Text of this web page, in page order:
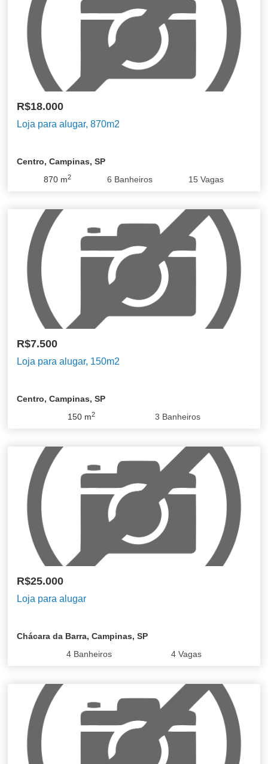
R$18.000
Loja para alugar, 870m2
Centro, Campinas, SP
870 m2 6 Banheiros 15 Vagas
R$7.500
Loja para alugar, 150m2
Centro, Campinas, SP
150 m2 3 Banheiros
R$25.000
Loja para alugar
Chácara da Barra, Campinas, SP
4 Banheiros 4Vagas